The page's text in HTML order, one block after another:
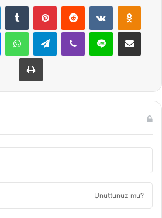
LinkedInTumblr PinterestReddit VKontakte
MessengerWhatsAppTelegramViber Line E-Posta ile
Yazdır
Unuttunuz mu?